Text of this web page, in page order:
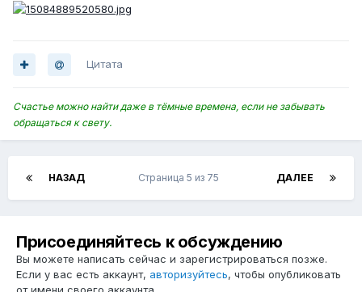
Цитата
Счастье можно найти даже в тёмные времена, если не забывать
обращаться к свету.
НАЗАД ДАЛЕЕ
Страница 5 из 75
Присоединяйтесь к обсуждению
Вы можете написать сейчас и зарегистрироваться позже.
Если у вас есть аккаунт, авторизуйтесь, чтобы опубликовать